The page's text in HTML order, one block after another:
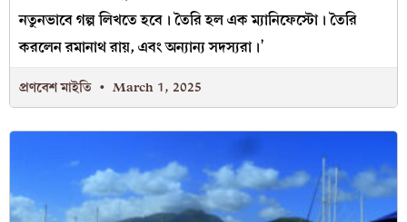
নতুনভাবে গল্প লিখতে হবে। তৈরি হল এক ম্যানিফেস্টো। তৈরি
করলেন রমানাথ রায়, এবং অন্যান্য সদস্যরা।’
প্রণবেশ মাইতি March 1, 2025